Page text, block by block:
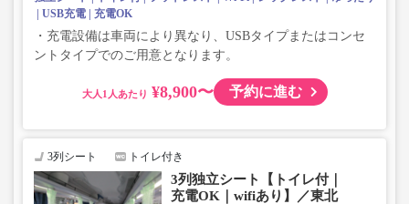
USB充電
充電OK
・充電設備は車両により異なり、USBタイプまたはコンセ
ントタイプでのご用意となります。
大人 ¥8,900〜 予約に進む
3列シート トイレ付き
3列独立シート【トイレ付｜
充電OK｜wifiあり】／東北